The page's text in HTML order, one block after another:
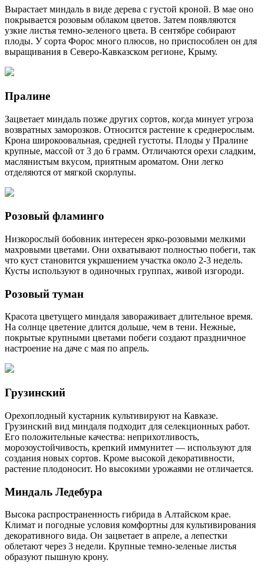
Вырастает миндаль в виде дерева с густой кроной. В мае оно
покрывается розовым облаком цветов. Затем появляются
узкие листья темно-зеленого цвета. В сентябре собирают
плоды. У сорта Форос много плюсов, но приспособлен он для
выращивания в Северо-Кавказском регионе, Крыму.
Пралине
Зацветает миндаль позже других сортов, когда минует угроза
возвратных заморозков. Относится растение к среднерослым.
Крона широкоовальная, средней густоты. Плоды у Пралине
крупные, массой от 3 до 6 грамм. Отличаются орехи сладким,
маслянистым вкусом, приятным ароматом. Они легко
отделяются от мягкой скорлупы.
Розовый фламинго
Низкорослый бобовник интересен ярко-розовыми мелкими
махровыми цветами. Они охватывают полностью побеги, так
что куст становится украшением участка около 2-3 недель.
Кусты используют в одиночных группах, живой изгороди.
Розовый туман
Красота цветущего миндаля завораживает длительное время.
На солнце цветение длится дольше, чем в тени. Нежные,
покрытые крупными цветами побеги создают праздничное
настроение на даче с мая по апрель.
Грузинский
Орехоплодный кустарник культивируют на Кавказе.
Грузинский вид миндаля подходит для селекционных работ.
Его положительные качества: неприхотливость,
морозоустойчивость, крепкий иммунитет — используют для
создания новых сортов. Кроме высокой декоративности,
растение плодоносит. Но высокими урожаями не отличается.
Миндаль Ледебура
Высока распространенность гибрида в Алтайском крае.
Климат и погодные условия комфортны для культивирования
декоративного вида. Он зацветает в апреле, а лепестки
облетают через 3 недели. Крупные темно-зеленые листья
образуют пышную крону.